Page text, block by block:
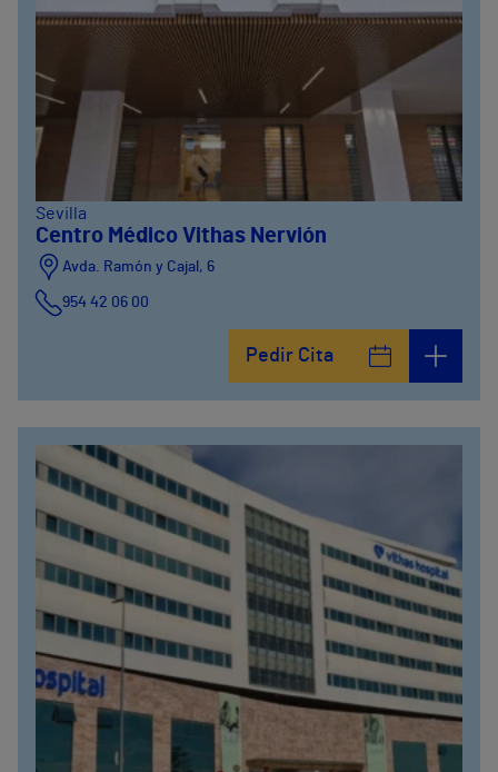
Sevilla
Centro Médico Vithas Nervión
Avda. Ramón y Cajal, 6
954 42 06 00
Pedir Cita